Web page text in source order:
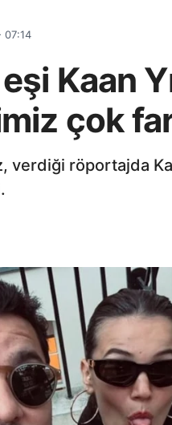
07:14
Kaan
çok
verdiği röportajda